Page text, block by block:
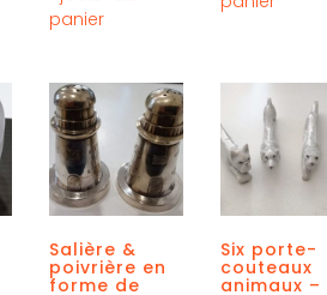
panier
Salière &
poivrière en
forme de
Six porte-
couteaux
animaux –